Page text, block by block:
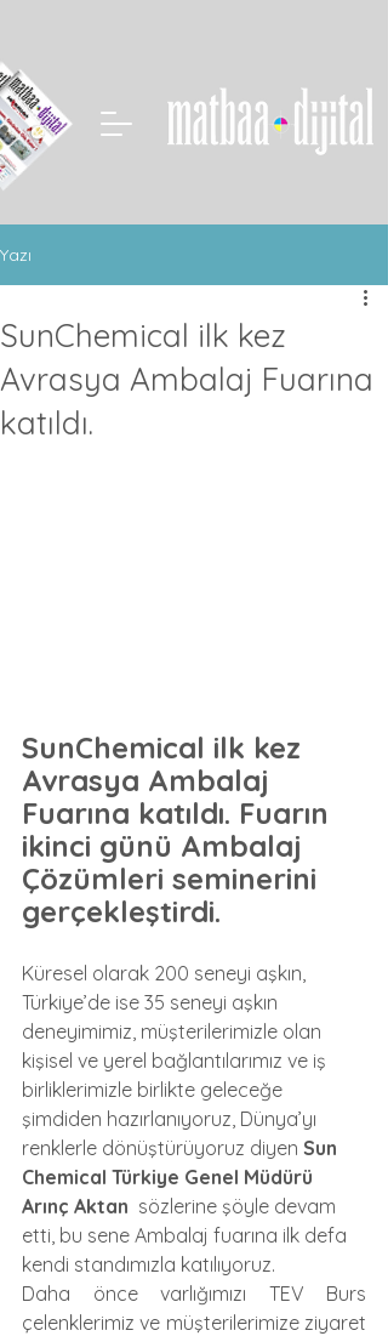
Yazı
SunChemical ilk kez
Avrasya Ambalaj Fuarına
katıldı.
SunChemical ilk kez
Avrasya Ambalaj
Fuarına katıldı. Fuarın
ikinci günü Ambalaj
Çözümleri seminerini
gerçekleştirdi.
Küresel olarak 200 seneyi aşkın,
Türkiye’de ise 35 seneyi aşkın
deneyimimiz, müşterilerimizle olan
kişisel ve yerel bağlantılarımız ve iş
birliklerimizle birlikte geleceğe
şimdiden hazırlanıyoruz, Dünya’yı
renklerle dönüştürüyoruz diyen Sun
Chemical Türkiye Genel Müdürü
Arınç Aktan sözlerine şöyle devam
etti, bu sene Ambalaj fuarına ilk defa
kendi standımızla katılıyoruz.
Daha önce varlığımızı TEV Burs
çelenklerimiz ve müşterilerimize ziyaret